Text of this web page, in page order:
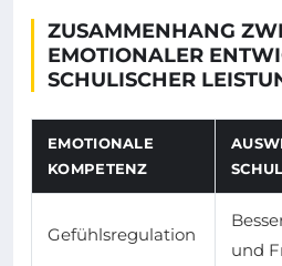
ZUSAMMENHANG
EMOTIONALER
SCHULISCHER
EMOTIONALE
KOMPETENZ
Gefühlsregulation
und